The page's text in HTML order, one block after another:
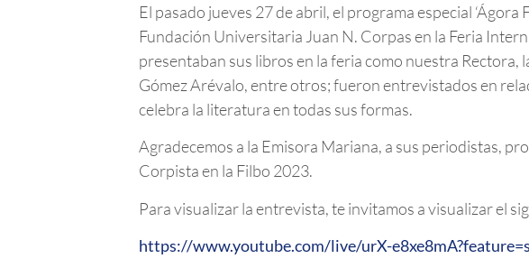
El pasado jueves 27 de abril, el programa especial
Fundación Universitaria Juan N. Corpas en la Feria
presentaban sus libros en la feria como nuestra
Gómez Arévalo, entre otros; fueron entrevistados en
celebra la literatura en todas sus formas.
Agradecemos a la Emisora Mariana, a sus periodistas,
Corpista en la Filbo 2023.
Para visualizar la entrevista, te invitamos a visualizar el
https://www.youtube.com/live/urX-